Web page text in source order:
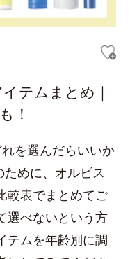
テムまとめ｜
！
を選んだらいいか
めに、オルビス
較表でまとめてご
選べないという方
テムを年齢別に調